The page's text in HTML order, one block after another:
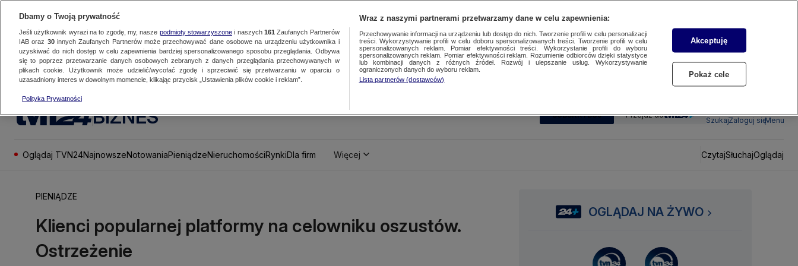
BIZNES SUBSKRYBUJ Przejdź do
SzukajZaloguj sięMenu
Oglądaj TVN24NajnowszeNotowaniaPieniądzeNieruchomościRynkiDla firm Więcej CzytajSłuchajOglądaj
PIENIĄDZE
Klienci popularnej platformy na celowniku oszustów.
Ostrzeżenie
OGLĄDAJ NA ŻYWO
Dbamy o Twoją prywatność
Jeśli użytkownik wyrazi na to zgodę, my, nasze podmioty stowarzyszonei naszych 161 Zaufanych Partnerów
IAB oraz 30innych Zaufanych Partnerów może przechowywać dane osobowe na urządzeniu użytkownika i
uzyskiwać do nich dostęp w celu zapewnienia bardziej spersonalizowanego sposobu przeglądania. Odbywa
się to poprzez przetwarzanie danych osobowych zebranych z danych przeglądania przechowywanych w
plikach cookie. Użytkownik może udzielić/wycofać zgodę i sprzeciwić się przetwarzaniu w oparciu o
uzasadniony interes w dowolnym momencie, klikając przycisk „Ustawienia plików cookie i reklam”.
Polityka Prywatności
Wraz z naszymi partnerami przetwarzamy dane w celu zapewnienia:
Przechowywanie informacji na urządzeniu lub dostęp do nich. Tworzenie profili w celu personalizacji
treści. Wykorzystywanie profili w celu doboru spersonalizowanych treści. Tworzenie profili w celu
spersonalizowanych reklam. Pomiar efektywności treści. Wykorzystanie profili do wyboru
spersonalizowanych reklam. Pomiar efektywności reklam. Rozumienie odbiorców dzięki statystyce
lub kombinacji danych z różnych źródeł. Rozwój i ulepszanie usług. Wykorzystywanie
ograniczonych danych do wyboru reklam.
Lista partnerów (dostawców)
Akceptuję
Pokaż cele